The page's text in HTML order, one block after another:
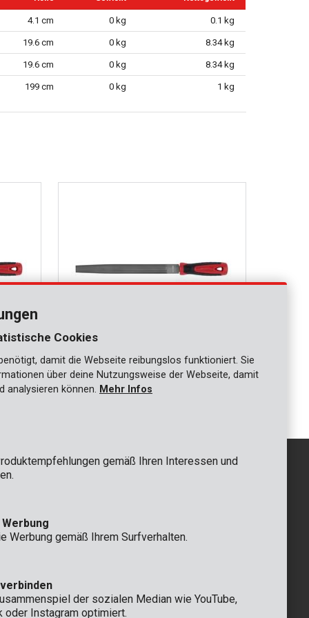
4.1 cm 0 kg 0.1 kg
19.6 cm 0 kg 8.34 kg
19.6 cm 0 kg 8.34 kg
199 cm 0 kg 1 kg
Feile 200mm halbrund
nv
9
+32 (0)3 292 92 92
support@varo.com
Cookies
damit die Webseite reibungslos funktioniert. Sie
über deine Nutzungsweise der Webseite, damit
analysieren können. Mehr Infos
gemäß Ihren Interessen und
Werbung gemäß Ihrem Surfverhalten.
der sozialen Median wie YouTube,
oder Instagram optimiert.